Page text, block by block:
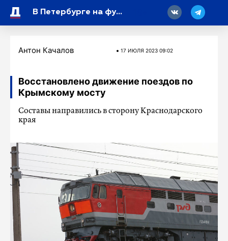
В Петербурге на футбольном поле стреляли в семиклассника
Антон Качалов 17 ИЮЛЯ 2023 09:02
Восстановлено движение поездов по
Крымскому мосту
Составы направились в сторону Краснодарского
края